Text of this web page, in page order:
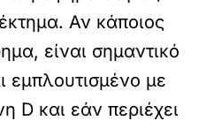
Αν κάποιος
είναι σημαντικό
εμπλουτισμένο με
D και εάν περιέχει